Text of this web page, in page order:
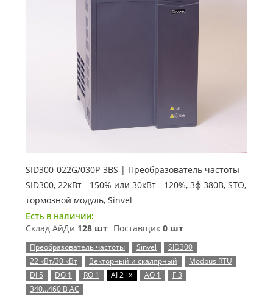
SID300-022G/030P-3BS | Преобразователь частоты
SID300, 22кВт - 150% или 30кВт - 120%, 3ф 380В, STO,
тормозной модуль, Sinvel
Есть в наличии:
Склад АйДи 128 шт Поставщик 0 шт
Преобразователь частоты Sinvel
SID300
22 кВт/30 кВт
Векторный и скалярный
Modbus RTU
DI 5
DO 1 RO 1 AI 2 x AO 1
F 3
340…460 В AC